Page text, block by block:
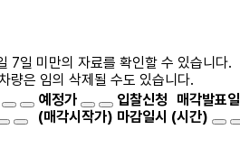
7일 미만의 자료를 확인할 수 있습니다.
량은 임의 삭제될 수도 있습니다.
예정가
(매각시작가)
입찰신청
마감일시
매각발표일
(시간)